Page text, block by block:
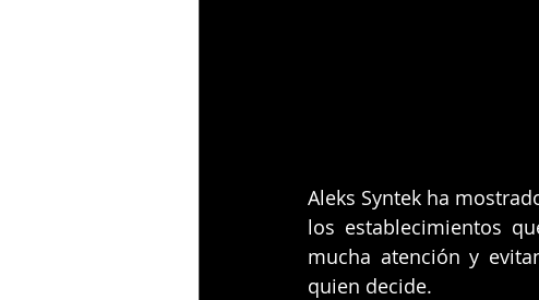
Aleks Syntek ha
los establecimientos
mucha atención y
quien decide.